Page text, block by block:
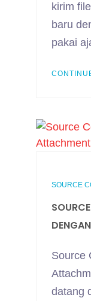
kirim
baru
pakai
SOURCE
Source
datang